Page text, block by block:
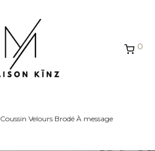
0
Coussin Velours Brodé À message